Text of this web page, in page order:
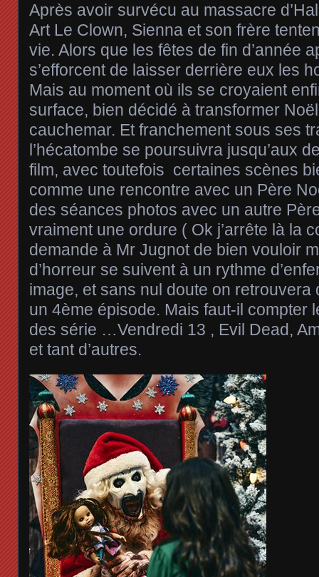
Après avoir survécu au massacre
Art Le Clown, Sienna et son frère
vie. Alors que les fêtes de fin d’année
s’efforcent de laisser derrière eux les
Mais au moment où ils se croyaient
surface, bien décidé à transformer
cauchemar. Et franchement sous ses
l’hécatombe se poursuivra jusqu’aux
film, avec toutefois certaines scènes
comme une rencontre avec un Père
des séances photos avec un autre
vraiment une ordure ( Ok j’arrête là la
demande à Mr Jugnot de bien vouloir
d’horreur se suivent à un rythme
image, et sans nul doute on retrouvera
un 4ème épisode. Mais faut-il compter
des série …Vendredi 13 , Evil Dead,
et tant d’autres.